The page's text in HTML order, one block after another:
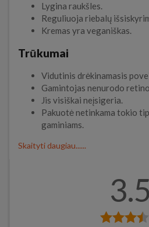
Lygina raukšles.
Reguliuoja riebalų
Kremas yra veganiškas.
Trūkumai
Vidutinis drėkinamasis
Gamintojas nenurodo
Jis visiškai neįsigeria.
Pakuotė netinkama tokio
gaminiams.
Skaityti daugiau......
3.5